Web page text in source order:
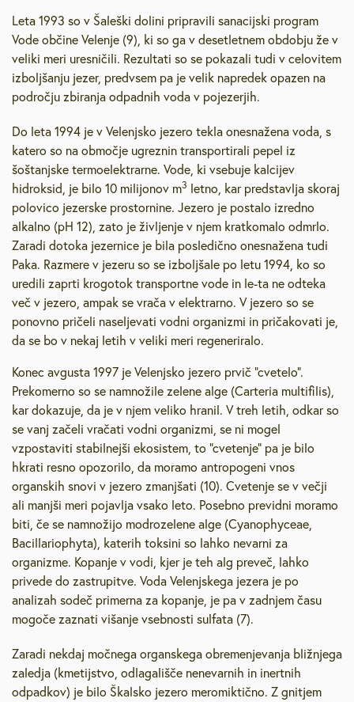
Leta 1993 so v Šaleški dolini pripravili sanacijski program
Vode občine Velenje (9), ki so ga v desetletnem obdobju že v
veliki meri uresničili. Rezultati so se pokazali tudi v celovitem
izboljšanju jezer, predvsem pa je velik napredek opazen na
področju zbiranja odpadnih voda v pojezerjih.
Do leta 1994 je v Velenjsko jezero tekla onesnažena voda, s
katero so na območje ugreznin transportirali pepel iz
šoštanjske termoelektrarne. Vode, ki vsebuje kalcijev
hidroksid, je bilo 10 milijonov m3 letno, kar predstavlja skoraj
polovico jezerske prostornine. Jezero je postalo izredno
alkalno (pH 12), zato je življenje v njem kratkomalo odmrlo.
Zaradi dotoka jezernice je bila posledično onesnažena tudi
Paka. Razmere v jezeru so se izboljšale po letu 1994, ko so
uredili zaprti krogotok transportne vode in le-ta ne odteka
več v jezero, ampak se vrača v elektrarno. V jezero so se
ponovno pričeli naseljevati vodni organizmi in pričakovati je,
da se bo v nekaj letih v veliki meri regeneriralo.
Konec avgusta 1997 je Velenjsko jezero prvič “cvetelo”.
Prekomerno so se namnožile zelene alge (Carteria multifilis),
kar dokazuje, da je v njem veliko hranil. V treh letih, odkar so
se vanj začeli vračati vodni organizmi, se ni mogel
vzpostaviti stabilnejši ekosistem, to “cvetenje” pa je bilo
hkrati resno opozorilo, da moramo antropogeni vnos
organskih snovi v jezero zmanjšati (10). Cvetenje se v večji
ali manjši meri pojavlja vsako leto. Posebno previdni moramo
biti, če se namnožijo modrozelene alge (Cyanophyceae,
Bacillariophyta), katerih toksini so lahko nevarni za
organizme. Kopanje v vodi, kjer je teh alg preveč, lahko
privede do zastrupitve. Voda Velenjskega jezera je po
analizah sodeč primerna za kopanje, je pa v zadnjem času
mogoče zaznati višanje vsebnosti sulfata (7).
Zaradi nekdaj močnega organskega obremenjevanja bližnjega
zaledja (kmetijstvo, odlagališče nenevarnih in inertnih
odpadkov) je bilo Škalsko jezero meromiktično. Z gnitjem